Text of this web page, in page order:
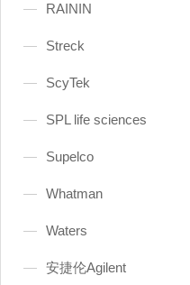
RAININ
Streck
ScyTek
SPL life sciences
Supelco
Whatman
Waters
安捷伦Agilent